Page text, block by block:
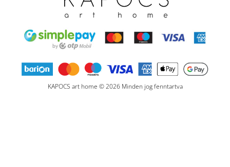
KAPOCS art home © 2026 Minden jog fenntartva